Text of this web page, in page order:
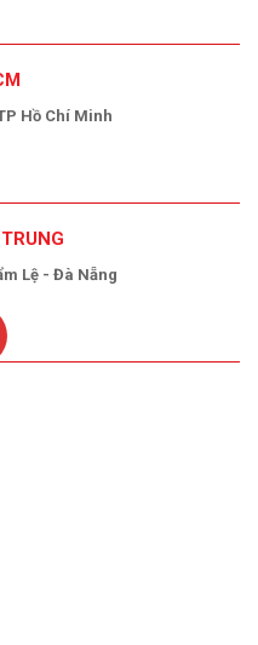
Hồ Chí Minh
Lệ - Đà Nẵng